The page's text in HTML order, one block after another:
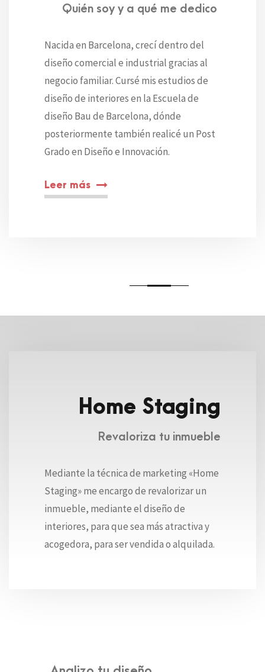
Quién soy y a qué me dedico
Nacida en Barcelona, crecí dentro del
diseño comercial e industrial gracias al
negocio familiar. Cursé mis estudios de
diseño de interiores en la Escuela de
diseño Bau de Barcelona, dónde
posteriormente también realicé un Post
Grado en Diseño e Innovación.
Leer más
Home Staging
Revaloriza tu inmueble
Mediante la técnica de marketing «Home
Staging» me encargo de revalorizar un
inmueble, mediante el diseño de
interiores, para que sea más atractiva y
acogedora, para ser vendida o alquilada.